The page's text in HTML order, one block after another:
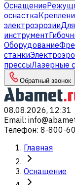
Оснащение
оснастка
электроэрозии
инструмент
Оборудование
станки
прессыЛазерные
Обратный звонок
08.08.2026, 12:31
Email:
Телефон: 8-800-
Главная
Оснащение